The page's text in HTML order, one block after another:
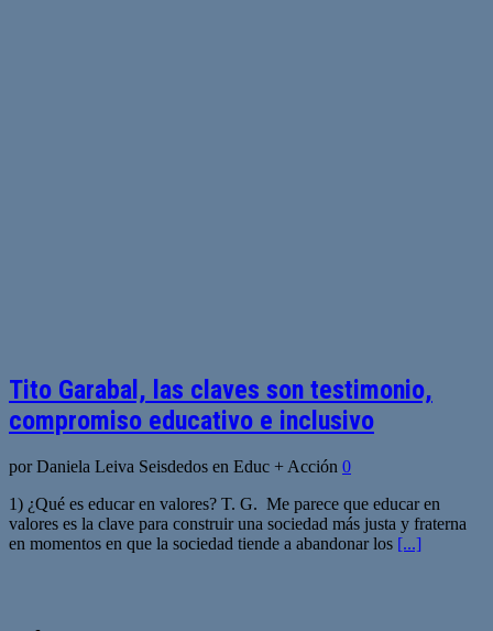
Tito Garabal, las claves son testimonio,
compromiso educativo e inclusivo
por Daniela Leiva Seisdedos en Educ + Acción 0
1) ¿Qué es educar en valores? T. G. Me parece que educar en
valores es la clave para construir una sociedad más justa y fraterna
en momentos en que la sociedad tiende a abandonar los [...]